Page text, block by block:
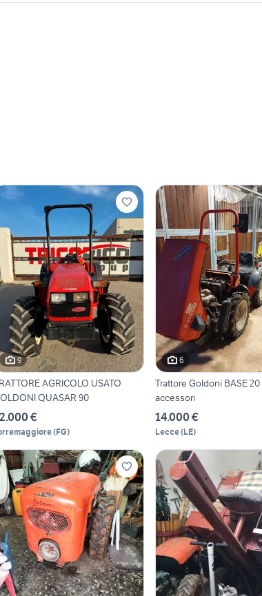
9
AGRICOLO USATO
QUASAR 90
€
(FG)
6
Trattore Goldoni BASE
accessori
14.000 €
Lecce(LE)